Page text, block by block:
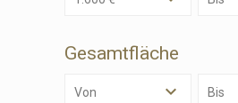
Gesamtfläche
Von Bis